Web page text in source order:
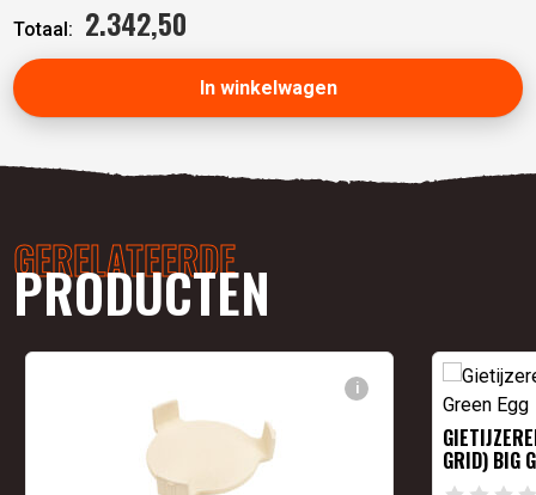
Totaal: 2.342,50
In winkelwagen
GERELATEERDE
PRODUCTEN
i
GRID) BIG